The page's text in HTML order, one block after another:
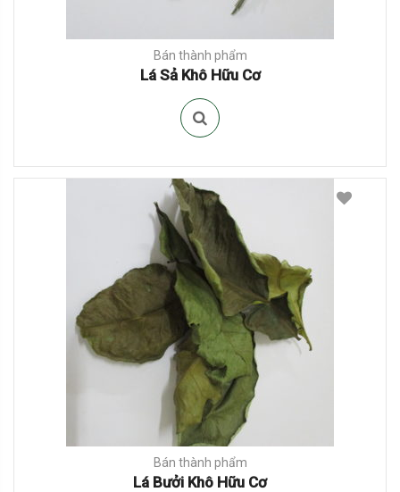
Bán thành phẩm
Lá Sả Khô Hữu Cơ
Bán thành phẩm
Lá Bưởi Khô Hữu Cơ